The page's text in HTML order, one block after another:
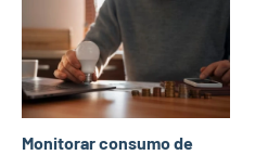
Monitorar consumo de